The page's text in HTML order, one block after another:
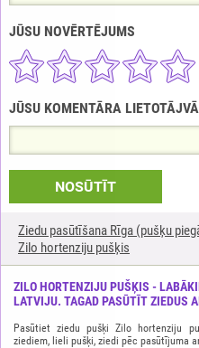
Ziedu pasūtīšana Rīga (pušķu
Zilo hortenziju pušķis
ZILO HORTENZIJU PUŠĶIS -
LATVIJU. TAGAD PASŪTĪT ZIEDUS
Pasūtiet ziedu pušķi Zilo hortenziju
ziediem, lieli pušķi, ziedi pēc pasūtījuma
JŪSU NOVĒRTĒJUMS
JŪSU KOMENTĀRA
NOSŪTĪT